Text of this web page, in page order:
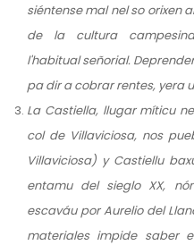
siéntense mal nel so orixen
de la cultura
l'habitual señorial.
pa dir a cobrar rentes, yera
La Castiella, llugar míticu
col de Villaviciosa, nos
Villaviciosa) y Castiellu
entamu del sieglo XX,
escaváu por Aurelio del
materiales impide saber